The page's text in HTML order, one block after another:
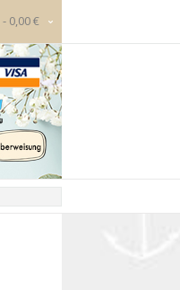
- 0,00 €